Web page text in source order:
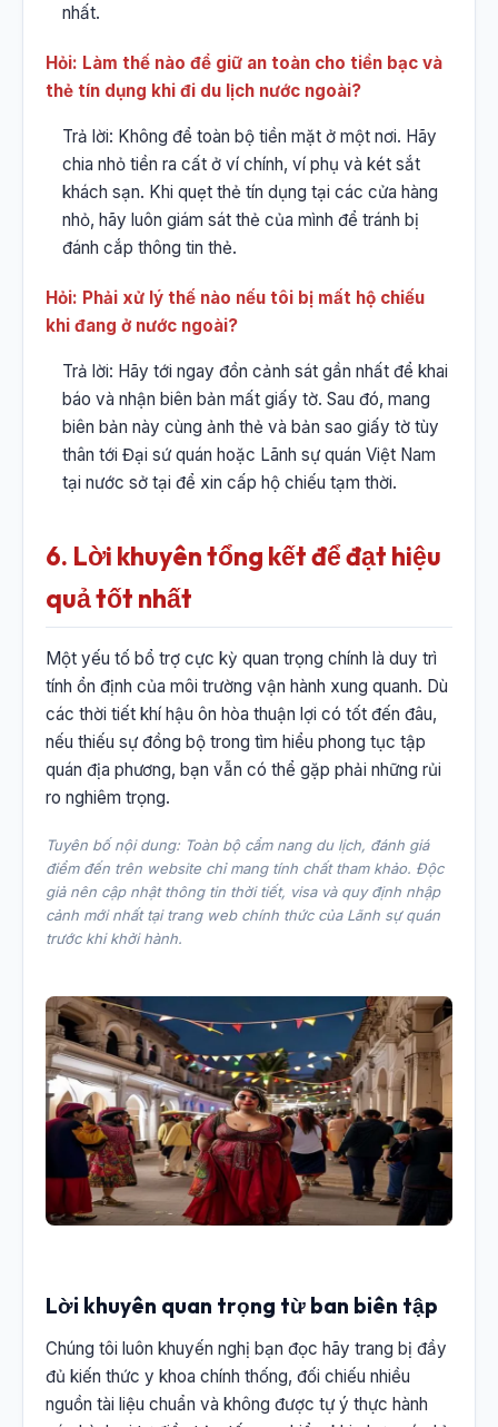
nhất.
Hỏi: Làm thế nào để giữ an toàn cho tiền bạc và
thẻ tín dụng khi đi du lịch nước ngoài?
Trả lời: Không để toàn bộ tiền mặt ở một nơi. Hãy
chia nhỏ tiền ra cất ở ví chính, ví phụ và két sắt
khách sạn. Khi quẹt thẻ tín dụng tại các cửa hàng
nhỏ, hãy luôn giám sát thẻ của mình để tránh bị
đánh cắp thông tin thẻ.
Hỏi: Phải xử lý thế nào nếu tôi bị mất hộ chiếu
khi đang ở nước ngoài?
Trả lời: Hãy tới ngay đồn cảnh sát gần nhất để khai
báo và nhận biên bản mất giấy tờ. Sau đó, mang
biên bản này cùng ảnh thẻ và bản sao giấy tờ tùy
thân tới Đại sứ quán hoặc Lãnh sự quán Việt Nam
tại nước sở tại để xin cấp hộ chiếu tạm thời.
6. Lời khuyên tổng kết để đạt hiệu
quả tốt nhất
Một yếu tố bổ trợ cực kỳ quan trọng chính là duy trì
tính ổn định của môi trường vận hành xung quanh. Dù
các thời tiết khí hậu ôn hòa thuận lợi có tốt đến đâu,
nếu thiếu sự đồng bộ trong tìm hiểu phong tục tập
quán địa phương, bạn vẫn có thể gặp phải những rủi
ro nghiêm trọng.
Tuyên bố nội dung: Toàn bộ cẩm nang du lịch, đánh giá
điểm đến trên website chỉ mang tính chất tham khảo. Độc
giả nên cập nhật thông tin thời tiết, visa và quy định nhập
cảnh mới nhất tại trang web chính thức của Lãnh sự quán
trước khi khởi hành.
Lời khuyên quan trọng từ ban biên tập
Chúng tôi luôn khuyến nghị bạn đọc hãy trang bị đầy
đủ kiến thức y khoa chính thống, đối chiếu nhiều
nguồn tài liệu chuẩn và không được tự ý thực hành